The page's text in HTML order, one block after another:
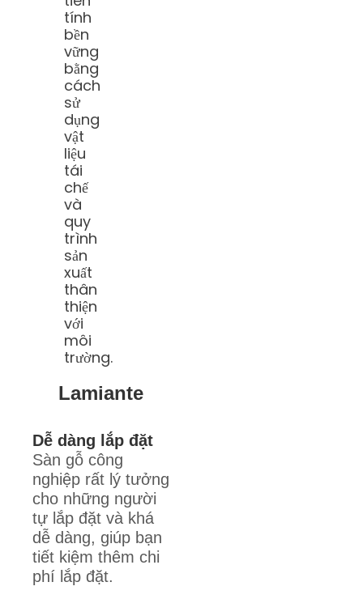
tính
bền
vững
bằng
cách
sử
dụng
vật
liệu
tái
chế
và
quy
trình
sản
xuất
thân
thiện
với
môi
trường.
Lamiante
Dễ dàng lắp đặt
Sàn gỗ công
nghiệp rất lý tưởng
cho những người
tự lắp đặt và khá
dễ dàng, giúp bạn
tiết kiệm thêm chi
phí lắp đặt.